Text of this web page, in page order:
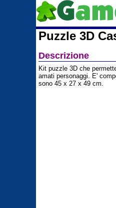
Puzzle 3D
Descrizione
Kit puzzle 3D che
amati personaggi. E'
sono 45 x 27 x 49 cm.